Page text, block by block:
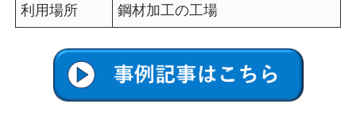
利用場所 鋼材加工の工場